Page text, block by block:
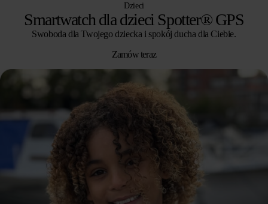
Dzieci
Smartwatch dla dzieci Spotter® GPS
Swoboda dla Twojego dziecka i spokój ducha dla Ciebie.
Zamów teraz